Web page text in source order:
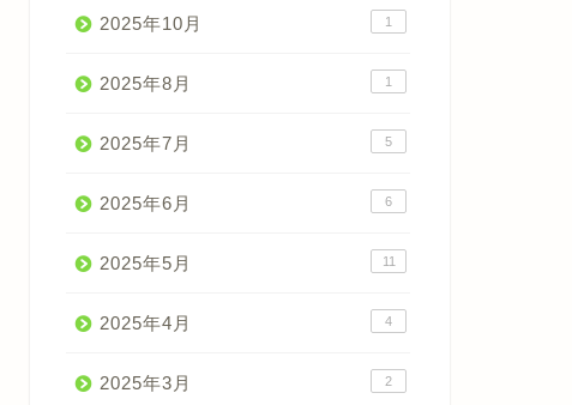
2025年10月 1
2025年8月 1
2025年7月 5
2025年6月 6
2025年5月 11
2025年4月 4
2025年3月 2